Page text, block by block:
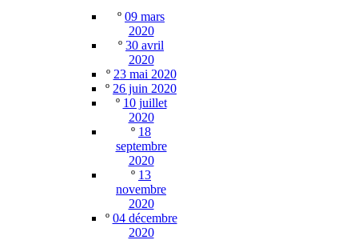
º 09 mars
2020
º 30 avril
2020
º 23 mai 2020
º 26 juin 2020
º 10 juillet
2020
º 18
septembre
2020
º 13
novembre
2020
º 04 décembre
2020